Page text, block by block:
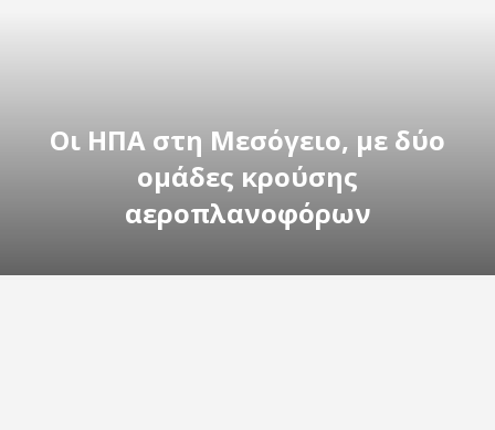
Οι ΗΠΑ στη Μεσόγειο, με δύο
ομάδες κρούσης
αεροπλανοφόρων